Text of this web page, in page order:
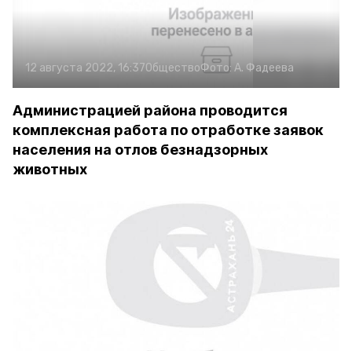
12 августа 2022, 16:37ОбществоФото: А. Фадеева
Администрацией района проводится
комплексная работа по отработке заявок
населения на отлов безнадзорных
животных